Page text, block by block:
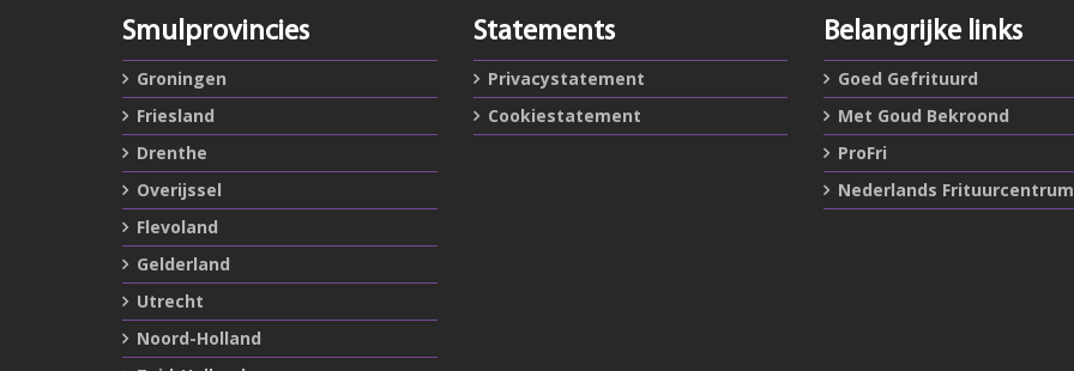
Smulprovincies
Groningen
Friesland
Drenthe
Overijssel
Flevoland
Gelderland
Utrecht
Noord-Holland
Statements
Privacystatement
Cookiestatement
Belangrijke links
Goed Gefrituurd
Met Goud Bekroond
ProFri
Nederlands Frituurcentrum